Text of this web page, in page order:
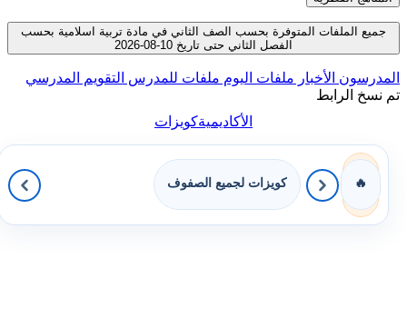
جميع الملفات المتوفرة بحسب الصف الثاني في مادة تربية اسلامية بحسب
الفصل الثاني حتى تاريخ 10-08-2026
المدرسون الأخبار ملفات اليوم ملفات للمدرس التقويم المدرسي
تم نسخ الرابط
الأكاديميةكويزات
🔥 كويزات لجميع الصفوف